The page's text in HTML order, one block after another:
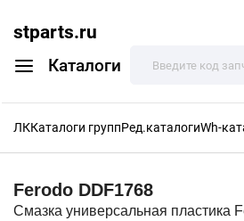
stparts.ru
Каталоги
ЛККаталоги группРед.каталогиWh-
Ferodo DDF1768
Смазка универсальная пластика